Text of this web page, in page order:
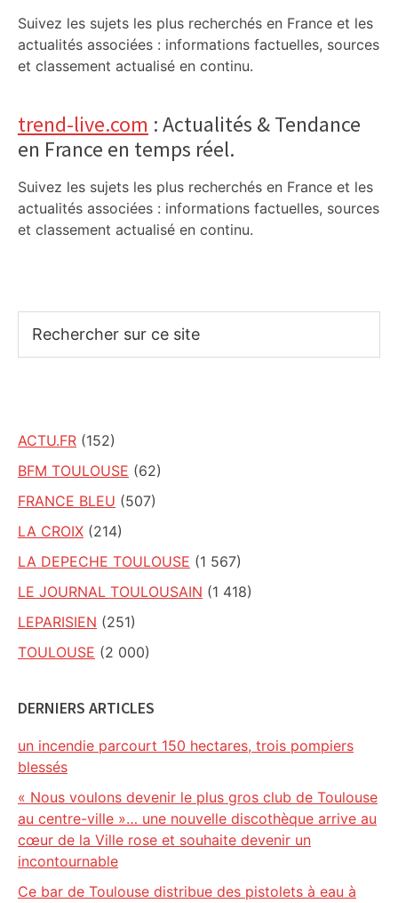
Suivez les sujets les plus recherchés en France et les
actualités associées : informations factuelles, sources
et classement actualisé en continu.
trend-live.com : Actualités & Tendance
en France en temps réel.
Suivez les sujets les plus recherchés en France et les
actualités associées : informations factuelles, sources
et classement actualisé en continu.
sur
ACTU.FR (152)
BFM TOULOUSE (62)
FRANCE BLEU (507)
LA CROIX (214)
LA DEPECHE TOULOUSE (1 567)
LE JOURNAL TOULOUSAIN (1 418)
LEPARISIEN (251)
TOULOUSE (2 000)
DERNIERS ARTICLES
un incendie parcourt 150 hectares, trois pompiers
blessés
« Nous voulons devenir le plus gros club de Toulouse
au centre-ville »… une nouvelle discothèque arrive au
cœur de la Ville rose et souhaite devenir un
incontournable
Ce bar de Toulouse distribue des pistolets à eau à